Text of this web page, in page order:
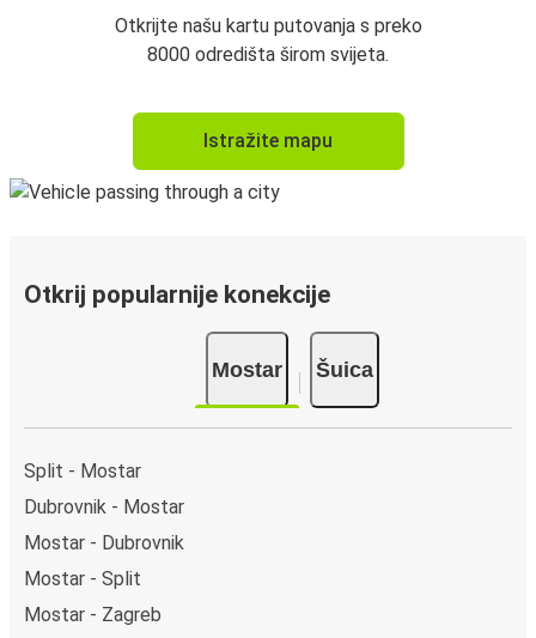
Otkrijte našu kartu putovanja s preko
8000 odredišta širom svijeta.
Istražite mapu
Otkrij popularnije konekcije
Mostar Šuica
Split - Mostar
Dubrovnik - Mostar
Mostar - Dubrovnik
Mostar - Split
Mostar - Zagreb